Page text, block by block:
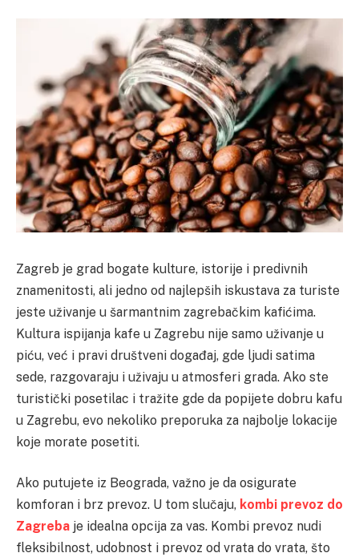
Zagreb je grad bogate kulture, istorije i predivnih
znamenitosti, ali jedno od najlepših iskustava za turiste
jeste uživanje u šarmantnim zagrebačkim kafićima.
Kultura ispijanja kafe u Zagrebu nije samo uživanje u
piću, već i pravi društveni događaj, gde ljudi satima
sede, razgovaraju i uživaju u atmosferi grada. Ako ste
turistički posetilac i tražite gde da popijete dobru kafu
u Zagrebu, evo nekoliko preporuka za najbolje lokacije
koje morate posetiti.
Ako putujete iz Beograda, važno je da osigurate
komforan i brz prevoz. U tom slučaju, kombi prevoz do
Zagreba je idealna opcija za vas. Kombi prevoz nudi
fleksibilnost, udobnost i prevoz od vrata do vrata, što